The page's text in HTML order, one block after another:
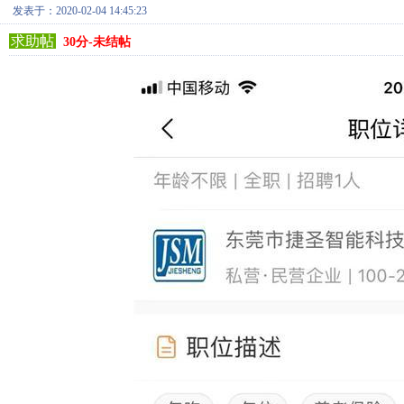
发表于：2020-02-04 14:45:23
求助帖 30分-未结帖